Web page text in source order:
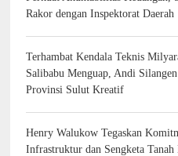
Rakor dengan Inspektorat Daerah
Terhambat Kendala Teknis
Salibabu Menguap, Andi
Provinsi Sulut Kreatif
Henry Walukow Tegaskan
Infrastruktur dan Sengketa